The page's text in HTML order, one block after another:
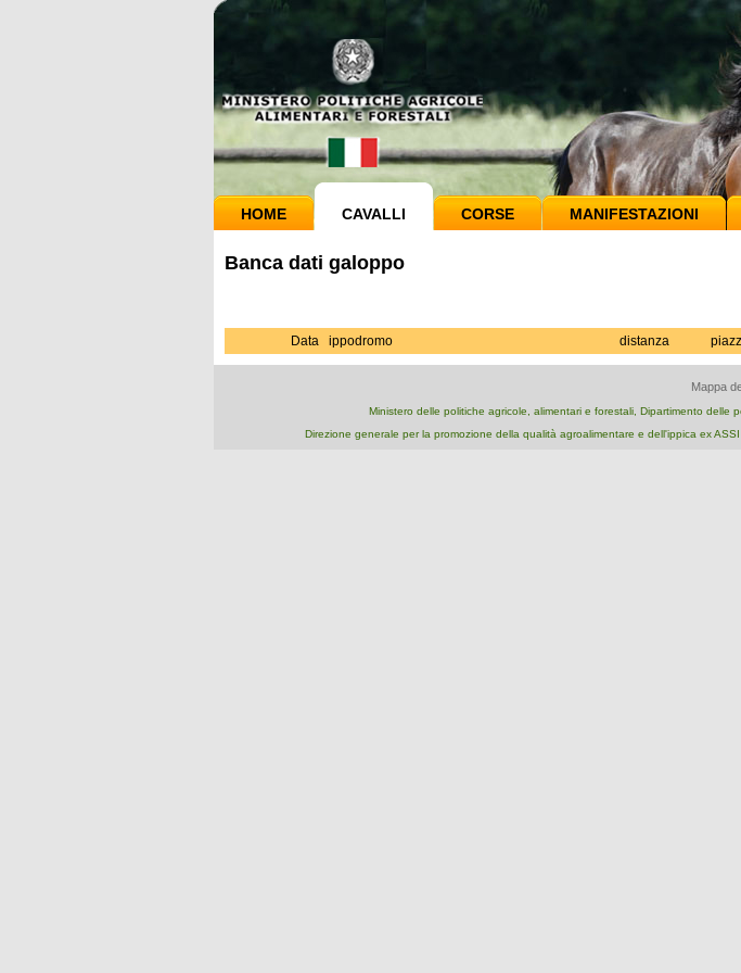
HOME CAVALLI CORSE MANIFESTAZIONI
Banca dati galoppo
Data ippodromo distanza
Mappa
Ministero delle politiche agricole, alimentari e forestali, Dipartimento
Direzione generale per la promozione della qualità agroalimentare e dell'ippica ex